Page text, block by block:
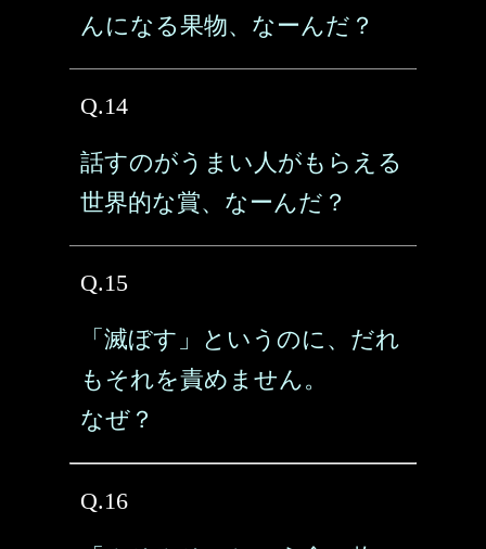
んになる果物、なーんだ？
Q.14
話すのがうまい人がもらえる
世界的な賞、なーんだ？
Q.15
「滅ぼす」というのに、だれ
もそれを責めません。
なぜ？
Q.16